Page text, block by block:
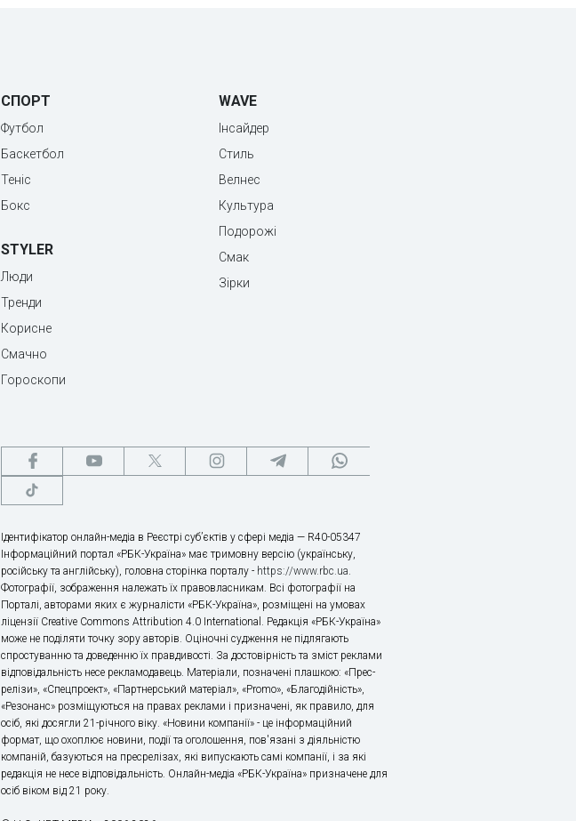
СПОРТ
Футбол
Баскетбол
Теніс
Бокс
STYLER
Люди
Тренди
Корисне
Смачно
Гороскопи
WAVE
Інсайдер
Стиль
Велнес
Культура
Подорожі
Смак
Зірки
Ідентифікатор онлайн-медіа в Реєстрі суб’єктів у сфері медіа — R40-05347
Інформаційний портал «РБК-Україна» має тримовну версію (українську,
російську та англійську), головна сторінка порталу - https://www.rbc.ua.
Фотографії, зображення належать їх правовласникам. Всі фотографії на
Порталі, авторами яких є журналісти «РБК-Україна», розміщені на умовах
ліцензії Creative Commons Attribution 4.0 International. Редакція «РБК-Україна»
може не поділяти точку зору авторів. Оціночні судження не підлягають
спростуванню та доведенню їх правдивості. За достовірність та зміст реклами
відповідальність несе рекламодавець. Матеріали, позначені плашкою: «Прес-
релізи», «Спецпроект», «Партнерський матеріал», «Promo», «Благодійність»,
«Резонанс» розміщуються на правах реклами і призначені, як правило, для
осіб, які досягли 21-річного віку. «Новини компанії» - це інформаційний
формат, що охоплює новини, події та оголошення, пов'язані з діяльністю
компаній, базуються на пресрелізах, які випускають самі компанії, і за які
редакція не несе відповідальність. Онлайн-медіа «РБК-Україна» призначене для
осіб віком від 21 року.